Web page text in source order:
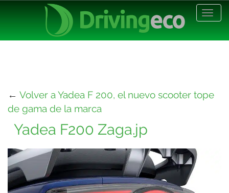
← Volver a Yadea F 200, el nuevo scooter tope
de gama de la marca
Yadea F200 Zaga.jp